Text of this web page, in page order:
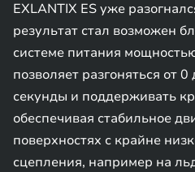
EXLANTIX ES уже
результат стал возможен
системе питания
позволяет разгоняться от
секунды и поддерживать
обеспечивая стабильное
поверхностях с крайне
сцепления, например на